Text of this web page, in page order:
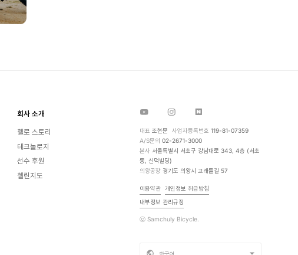
회사 소개
첼로 스토리
테크놀로지
선수 후원
첼린지도
대표 조현문 사업자등록번호119-81-07359
A/S문의 02-2671-3000
본사 서울특별시 서초구 강남대로 343, 4층 (서초
동, 신덕빌딩)
의왕공장 경기도 의왕시 고래들길 57
이용약관
개인정보 취급방침
내부정보 관리규정
ⓒ Samchuly Bicycle.